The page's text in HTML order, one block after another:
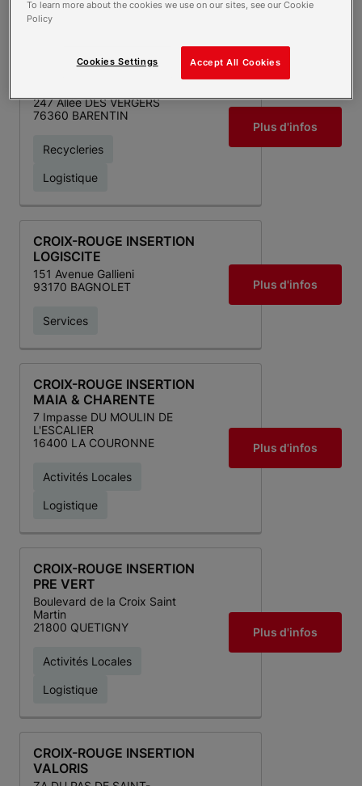
Recycleries
CROIX-ROUGE INSERTION
LE MAILLON NORMAND
247 Allée DES VERGERS
76360 BARENTIN
Recycleries
Logistique
Plus d'infos
CROIX-ROUGE INSERTION
LOGISCITE
151 Avenue Gallieni
93170 BAGNOLET
Services
Plus d'infos
CROIX-ROUGE INSERTION
MAIA & CHARENTE
7 Impasse DU MOULIN DE
L'ESCALIER
16400 LA COURONNE
Activités Locales
Logistique
Plus d'infos
CROIX-ROUGE INSERTION
PRE VERT
Boulevard de la Croix Saint
Martin
21800 QUETIGNY
Activités Locales
Logistique
Plus d'infos
CROIX-ROUGE INSERTION
VALORIS
To learn more about the cookies we use on our sites, see our Cookie
Policy
Accept All Cookies
Cookies Settings